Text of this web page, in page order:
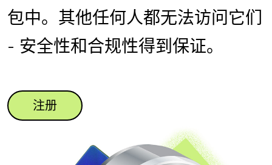
包中。其他任何人都无法访问它们
- 安全性和合规性得到保证。
注册